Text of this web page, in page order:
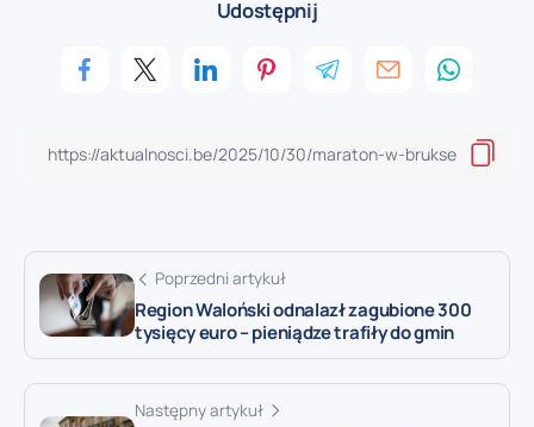
Udostępnij
Poprzedni artykuł
Region Waloński odnalazł zagubione 300
tysięcy euro – pieniądze trafiły do gmin
Następny artykuł